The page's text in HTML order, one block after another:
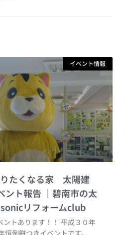
イベント情報
たくなる家 太陽建
ント報告
ントあります！！ 平成３０年